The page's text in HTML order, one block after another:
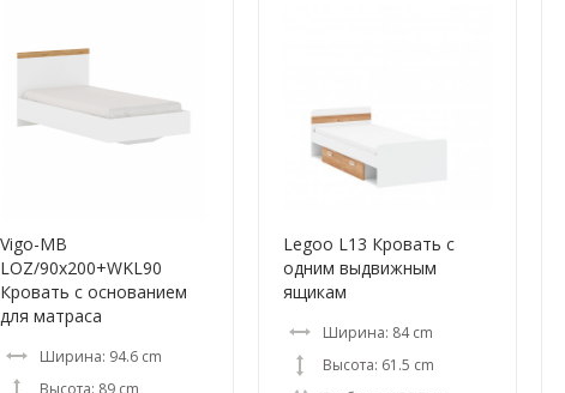
Vigo-MB
LOZ/90x200+WKL90
Кровать с основанием
для матраса
Ширина: 94.6 cm
Legoo L13 Кровать с
одним выдвижным
ящикам
Ширина: 84 cm
Высота: 61.5 cm